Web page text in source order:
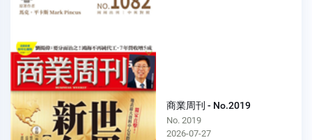
商業周刊 - No.2019
No. 2019
2026-07-27